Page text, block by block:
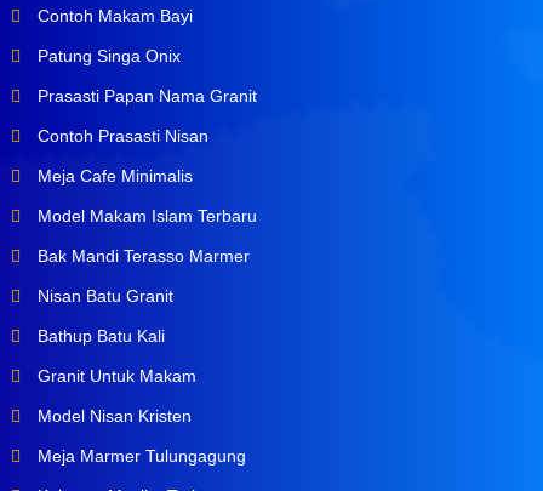
Contoh Makam Bayi
Patung Singa Onix
Prasasti Papan Nama Granit
Contoh Prasasti Nisan
Meja Cafe Minimalis
Model Makam Islam Terbaru
Bak Mandi Terasso Marmer
Nisan Batu Granit
Bathup Batu Kali
Granit Untuk Makam
Model Nisan Kristen
Meja Marmer Tulungagung